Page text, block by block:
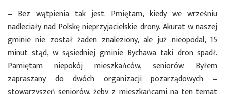
– Bez wątpienia tak jest. Pmiętam, kiedy we wrześniu
nadleciały nad Polskę nieprzyjacielskie drony. Akurat w naszej
gminie nie został żaden znaleziony, ale już nieopodal, 15
minut stąd, w sąsiedniej gminie Bychawa taki dron spadł.
Pamiętam niepokój mieszkańców, seniorów. Byłem
zapraszany do dwóch organizacji pozarządowych –